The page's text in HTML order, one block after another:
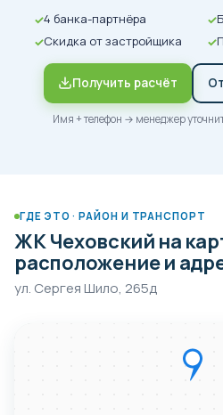
4 банка-партнёра
Скидка от застройщика
Получить расчёт
Имя + телефон → менеджер
ГДЕ ЭТО · РАЙОН И ТРАНСПОРТ
ЖК Чеховский на
расположение и
ул. Сергея Шило, 265д